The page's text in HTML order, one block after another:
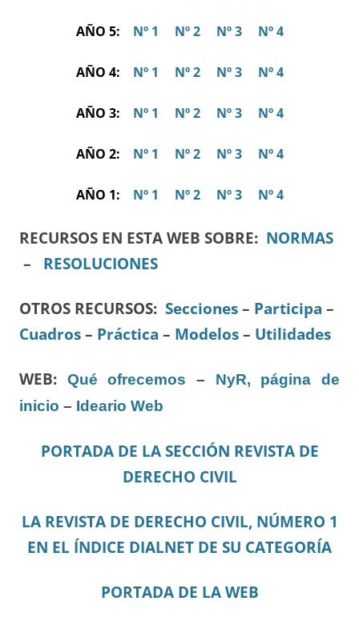
AÑO 5: Nº 1 Nº 2 Nº 3 Nº 4
AÑO 4: Nº 1 Nº 2 Nº 3 Nº 4
AÑO 3: Nº 1 Nº 2 Nº 3 Nº 4
AÑO 2: Nº 1 Nº 2 Nº 3 Nº 4
AÑO 1: Nº 1 Nº 2 Nº 3 Nº 4
RECURSOS EN ESTA WEB SOBRE: NORMAS
– RESOLUCIONES
OTROS RECURSOS: Secciones – Participa –
Cuadros – Práctica – Modelos – Utilidades
WEB: Qué ofrecemos – NyR, página de
inicio – Ideario Web
PORTADA DE LA SECCIÓN REVISTA DE
DERECHO CIVIL
LA REVISTA DE DERECHO CIVIL, NÚMERO 1
EN EL ÍNDICE DIALNET DE SU CATEGORÍA
PORTADA DE LA WEB